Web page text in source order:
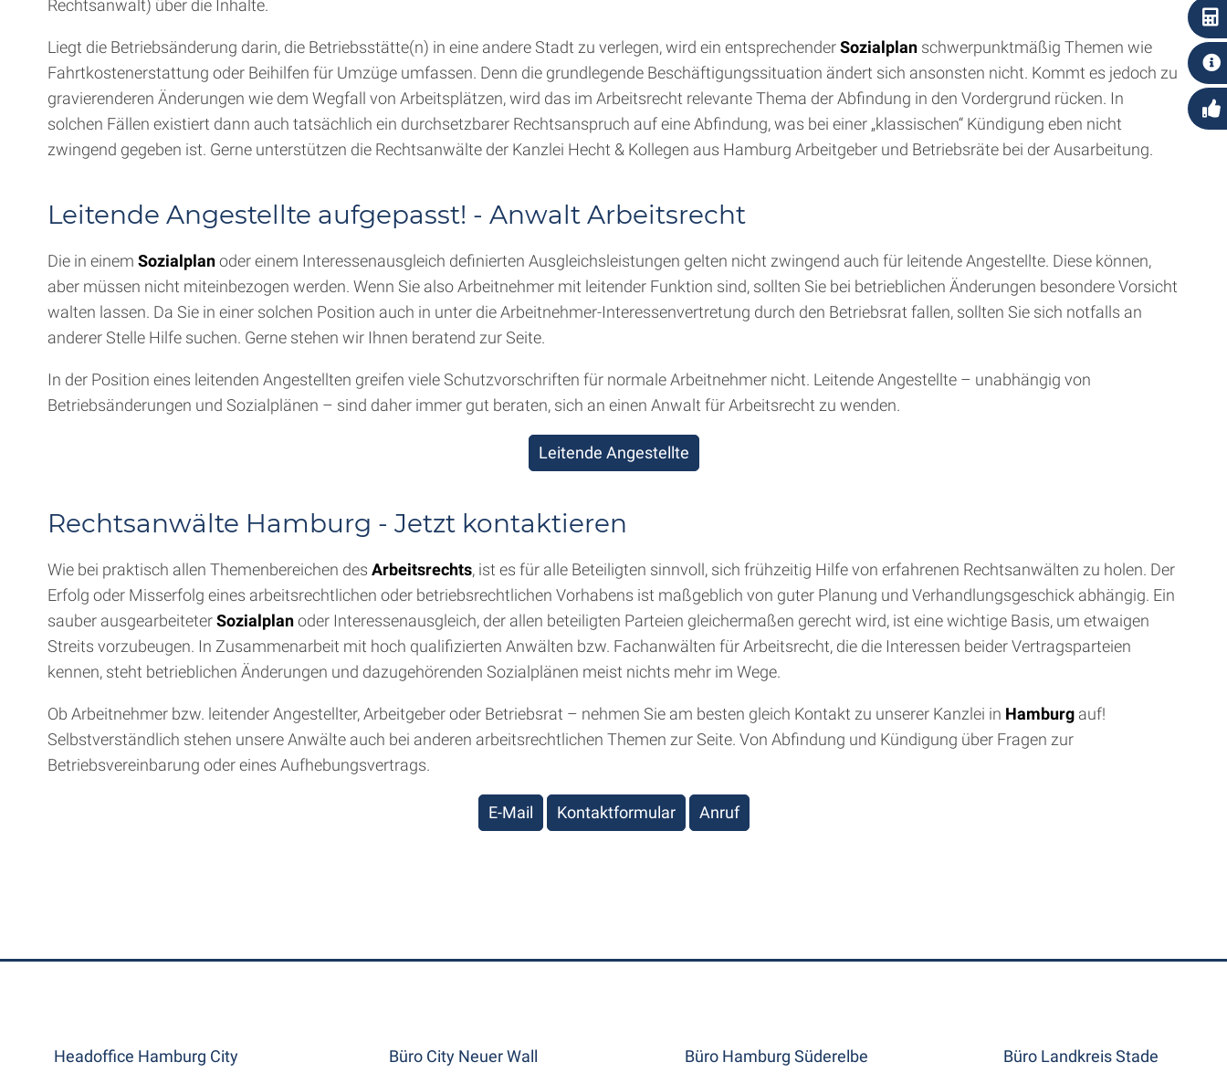
Rechtsanwalt) über die Inhalte.
Liegt die Betriebsänderung darin, die Betriebsstätte(n) in eine andere Stadt zu verlegen, wird ein entsprechenderSozialplan schwerpunktmäßig Themen wie
Fahrtkostenerstattung oder Beihilfen für Umzüge umfassen. Denn die grundlegende Beschäftigungssituation ändert sich ansonsten nicht. Kommt es jedoch zu
gravierenderen Änderungen wie dem Wegfall von Arbeitsplätzen, wird das im Arbeitsrecht relevante Thema der Abfindung in den Vordergrund rücken. In
solchen Fällen existiert dann auch tatsächlich ein durchsetzbarer Rechtsanspruch auf eine Abfindung, was bei einer „klassischen“ Kündigung eben nicht
zwingend gegeben ist. Gerne unterstützen die Rechtsanwälte der Kanzlei Hecht & Kollegen aus Hamburg Arbeitgeber und Betriebsräte bei der Ausarbeitung.
Leitende Angestellte aufgepasst! - Anwalt Arbeitsrecht
Die in einem Sozialplanoder einem Interessenausgleich definierten Ausgleichsleistungen gelten nicht zwingend auch für leitende Angestellte. Diese können,
aber müssen nicht miteinbezogen werden. Wenn Sie also Arbeitnehmer mit leitender Funktion sind, sollten Sie bei betrieblichen Änderungen besondere Vorsicht
walten lassen. Da Sie in einer solchen Position auch in unter die Arbeitnehmer-Interessenvertretung durch den Betriebsrat fallen, sollten Sie sich notfalls an
anderer Stelle Hilfe suchen. Gerne stehen wir Ihnen beratend zur Seite.
In der Position eines leitenden Angestellten greifen viele Schutzvorschriften für normale Arbeitnehmer nicht. Leitende Angestellte – unabhängig von
Betriebsänderungen und Sozialplänen – sind daher immer gut beraten, sich an einen Anwalt für Arbeitsrecht zu wenden.
Leitende Angestellte
Rechtsanwälte Hamburg - Jetzt kontaktieren
Wie bei praktisch allen Themenbereichen des Arbeitsrechts, ist es für alle Beteiligten sinnvoll, sich frühzeitig Hilfe von erfahrenen Rechtsanwälten zu holen. Der
Erfolg oder Misserfolg eines arbeitsrechtlichen oder betriebsrechtlichen Vorhabens ist maßgeblich von guter Planung und Verhandlungsgeschick abhängig. Ein
sauber ausgearbeiteterSozialplanoder Interessenausgleich, der allen beteiligten Parteien gleichermaßen gerecht wird, ist eine wichtige Basis, um etwaigen
Streits vorzubeugen. In Zusammenarbeit mit hoch qualifizierten Anwälten bzw. Fachanwälten für Arbeitsrecht, die die Interessen beider Vertragsparteien
kennen, steht betrieblichen Änderungen und dazugehörenden Sozialplänen meist nichts mehr im Wege.
Ob Arbeitnehmer bzw. leitender Angestellter, Arbeitgeber oder Betriebsrat – nehmen Sie am besten gleich Kontakt zu unserer Kanzlei in Hamburg auf!
Selbstverständlich stehen unsere Anwälte auch bei anderen arbeitsrechtlichen Themen zur Seite. Von Abfindung und Kündigung über Fragen zur
Betriebsvereinbarung oder eines Aufhebungsvertrags.
E-Mail Kontaktformular Anruf
Headoffice Hamburg City Büro City Neuer Wall Büro Hamburg Süderelbe Büro Landkreis Stade